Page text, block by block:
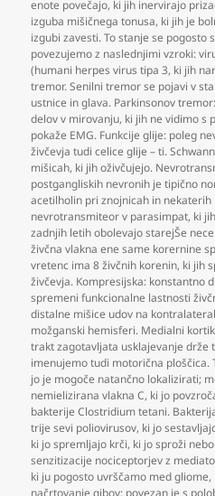
enote povečajo, ki jih inervirajo
izguba mišičnega tonusa, ki jih je
izgubi zavesti. To stanje se pogosto
povezujemo z naslednjimi vzroki:
(humani herpes virus tipa 3, ki jih
tremor. Senilni tremor se pojavi v
ustnice in glava. Parkinsonov
delov v mirovanju, ki jih ne vidimo s
pokaže EMG. Funkcije glije: poleg
živčevja tudi celice glije – ti.
mišicah, ki jih oživčujejo.
postgangliskih nevronih je tipično
acetilholin pri znojnicah in nekaterih
nevrotransmiteor v parasimpat, ki
zadnjih letih obolevajo starejŠe
živčna vlakna ene same korernine
vretenc ima 8 živčnih korenin, ki jih
živčevja. Kompresijska: konstantno
spremeni funkcionalne lastnosti
distalne mišice udov na
možganski hemisferi. Medialni
trakt zagotavljata usklajevanje drže
imenujemo tudi motorična ploščica.
jo je mogoče natančno lokalizirati;
nemielizirana vlakna C, ki jo
bakterije Clostridium tetani.
trije sevi poliovirusov, ki jo
ki jo spremljajo krči, ki jo sproži
senzitizacije nociceptorjev z
ki ju pogosto uvrščamo med gliome,
načrtovanje gibov; povezan je s